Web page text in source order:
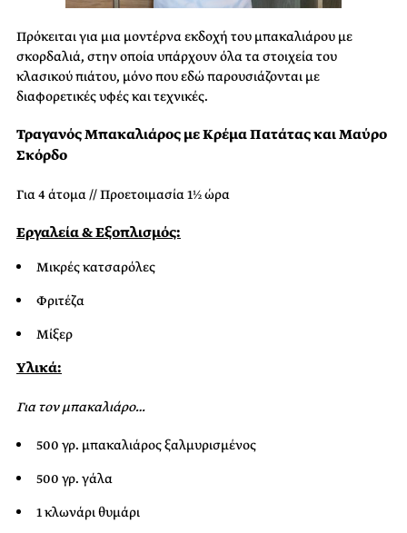
Πρόκειται για μια μοντέρνα εκδοχή του μπακαλιάρου με
σκορδαλιά, στην οποία υπάρχουν όλα τα στοιχεία του
κλασικού πιάτου, μόνο που εδώ παρουσιάζονται με
διαφορετικές υφές και τεχνικές.
Τραγανός Μπακαλιάρος με Κρέμα Πατάτας και Μαύρο
Σκόρδο
Για 4 άτομα // Προετοιμασία 1½ ώρα
Εργαλεία & Εξοπλισμός:
Μικρές κατσαρόλες
Φριτέζα
Μίξερ
Υλικά:
Για τον μπακαλιάρο…
500 γρ. μπακαλιάρος ξαλμυρισμένος
500 γρ. γάλα
1 κλωνάρι θυμάρι